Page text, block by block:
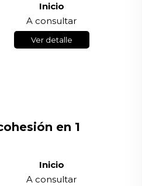
Inicio
A consultar
Ver detalle
en 1
Inicio
A consultar